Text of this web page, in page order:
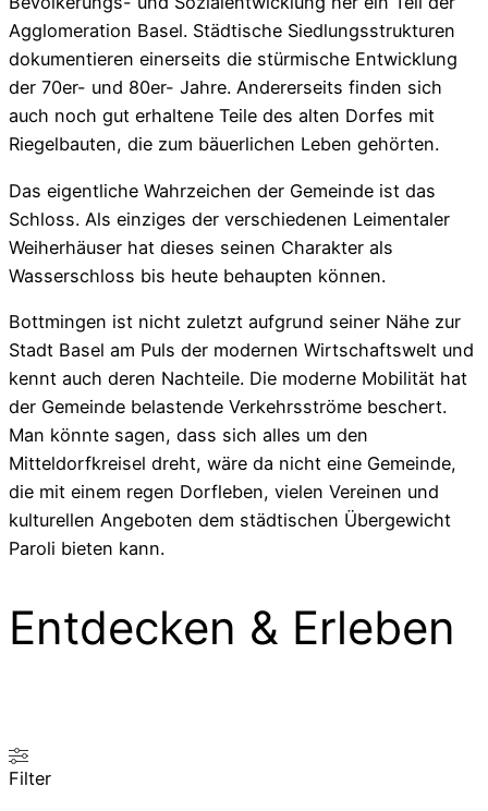
Agglomeration Basel. Städtische Siedlungsstrukturen
dokumentieren einerseits die stürmische Entwicklung
der 70er- und 80er- Jahre. Andererseits finden sich
auch noch gut erhaltene Teile des alten Dorfes mit
Riegelbauten, die zum bäuerlichen Leben gehörten.
Das eigentliche Wahrzeichen der Gemeinde ist das
Schloss. Als einziges der verschiedenen Leimentaler
Weiherhäuser hat dieses seinen Charakter als
Wasserschloss bis heute behaupten können.
Bottmingen ist nicht zuletzt aufgrund seiner Nähe zur
Stadt Basel am Puls der modernen Wirtschaftswelt und
kennt auch deren Nachteile. Die moderne Mobilität hat
der Gemeinde belastende Verkehrsströme beschert.
Man könnte sagen, dass sich alles um den
Mitteldorfkreisel dreht, wäre da nicht eine Gemeinde,
die mit einem regen Dorfleben, vielen Vereinen und
kulturellen Angeboten dem städtischen Übergewicht
Paroli bieten kann.
Entdecken & Erleben
Filter